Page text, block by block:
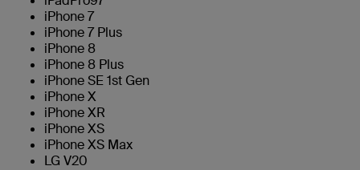
iPhone 7
iPhone 7 Plus
iPhone 8
iPhone 8 Plus
iPhone SE 1st Gen
iPhone X
iPhone XR
iPhone XS
iPhone XS Max
LG V20